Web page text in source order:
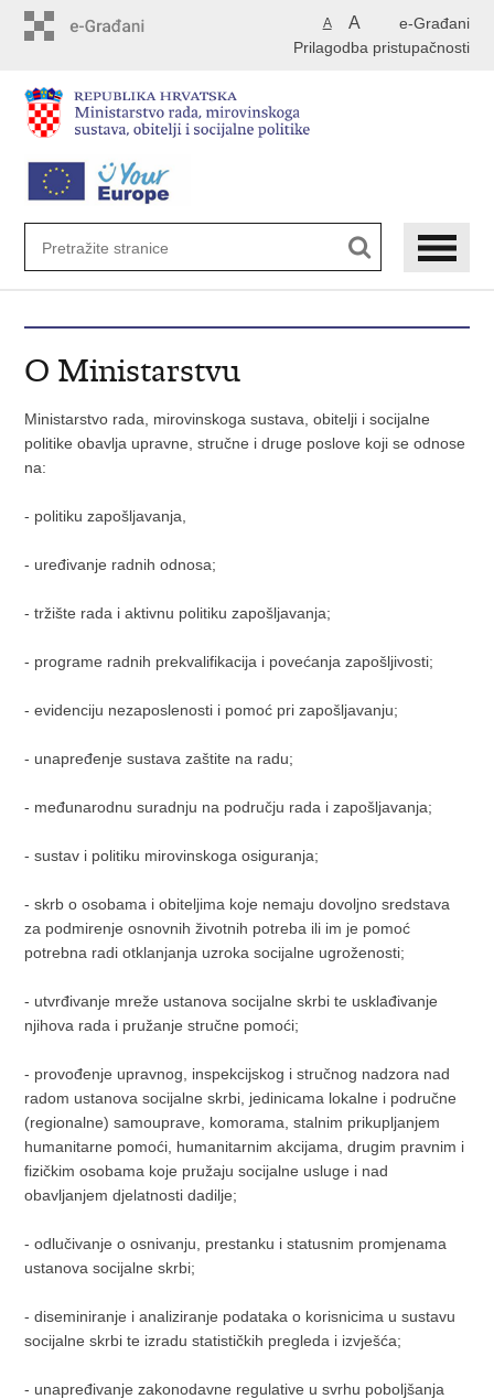
e-Građani
A A
Prilagodba pristupačnosti
O Ministarstvu
Ministarstvo rada, mirovinskoga sustava, obitelji i socijalne
politike obavlja upravne, stručne i druge poslove koji se odnose
na:
- politiku zapošljavanja,
- uređivanje radnih odnosa;
- tržište rada i aktivnu politiku zapošljavanja;
- programe radnih prekvalifikacija i povećanja zapošljivosti;
- evidenciju nezaposlenosti i pomoć pri zapošljavanju;
- unapređenje sustava zaštite na radu;
- međunarodnu suradnju na području rada i zapošljavanja;
- sustav i politiku mirovinskoga osiguranja;
- skrb o osobama i obiteljima koje nemaju dovoljno sredstava
za podmirenje osnovnih životnih potreba ili im je pomoć
potrebna radi otklanjanja uzroka socijalne ugroženosti;
- utvrđivanje mreže ustanova socijalne skrbi te usklađivanje
njihova rada i pružanje stručne pomoći;
- provođenje upravnog, inspekcijskog i stručnog nadzora nad
radom ustanova socijalne skrbi, jedinicama lokalne i područne
(regionalne) samouprave, komorama, stalnim prikupljanjem
humanitarne pomoći, humanitarnim akcijama, drugim pravnim i
fizičkim osobama koje pružaju socijalne usluge i nad
obavljanjem djelatnosti dadilje;
- odlučivanje o osnivanju, prestanku i statusnim promjenama
ustanova socijalne skrbi;
- diseminiranje i analiziranje podataka o korisnicima u sustavu
socijalne skrbi te izradu statističkih pregleda i izvješća;
- unapređivanje zakonodavne regulative u svrhu poboljšanja